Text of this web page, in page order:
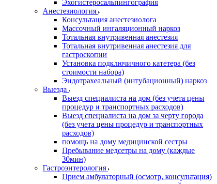
Эхогистеросальпингография
Анестезиология
Консультация анестезиолога
Массочный ингаляционный наркоз
Тотальная внутривенная анестезия
Тотальная внутривенная анестезия для
гастроскопии
Установка подключичного катетера (без
стоимости набора)
Эндотрахеальный (интубационный) наркоз
Выезда
Выезд специалиста на дом (без учета цены
процедур и транспортных расходов)
Выезд специалиста на дом за черту города
(без учета цены процедур и транспортных
расходов)
помощь на дому медицинской сестры
Пребывание медсетры на дому (каждые
30мин)
Гастроэнтерология
Прием амбулаторный (осмотр, консультация)